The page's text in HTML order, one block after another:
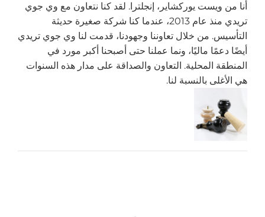
أنا من ويست يوركشاير، إنجلترا. لقد كنا نتعاون مع وي جوي
تريدي منذ عام 2013، عندما كنا شركة صغيرة حديثة
التأسيس. من خلال تعاوننا وجهودنا، قدمت لنا وي جوي تريدي
أيضًا دعمًا ماليًا، ونما عملنا حتى أصبحنا أكبر مورد في
المنطقة المحلية. التعاون والصداقة على مدار هذه السنوات
هي الأغلى بالنسبة لنا.